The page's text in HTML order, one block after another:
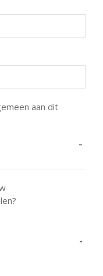
aan dit
-
-